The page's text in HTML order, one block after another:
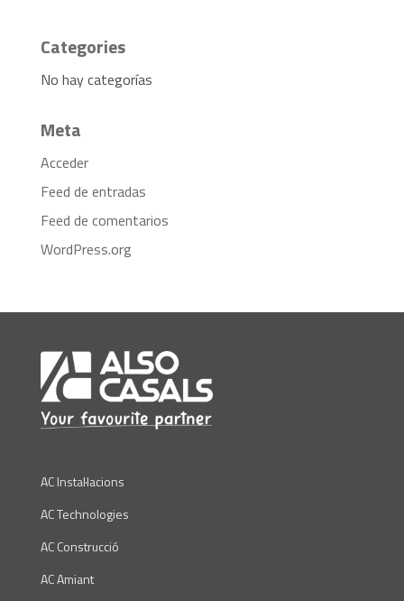
Categories
No hay categorías
Meta
Acceder
Feed de entradas
Feed de comentarios
WordPress.org
AC Instal·lacions
AC Technologies
AC Construcció
AC Amiant